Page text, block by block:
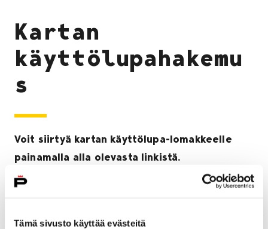
Tämä sivusto käyttää evästeitä
Kartan
käyttölupahakemu
s
Voit siirtyä kartan käyttölupa-lomakkeelle
painamalla alla olevasta linkistä.
Avaa valikko
Sulje valikko
Kartat ja paikkatieto